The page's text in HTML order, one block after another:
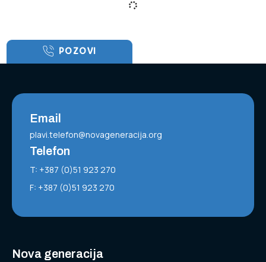
POZOVI
Email
plavi.telefon@novageneracija.org
Telefon
T: +387 (0)51 923 270
F: +387 (0)51 923 270
Nova generacija